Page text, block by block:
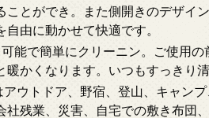
ことができ。また側開きのデザイ
由に動かせて快適です。
能で簡単にクリーニン。ご使用
かくなります。いつもすっきり
ウトドア、野宿、登山、キャンプ
残業、災害、自宅での敷き布団